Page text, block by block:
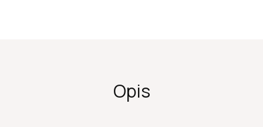
Opis